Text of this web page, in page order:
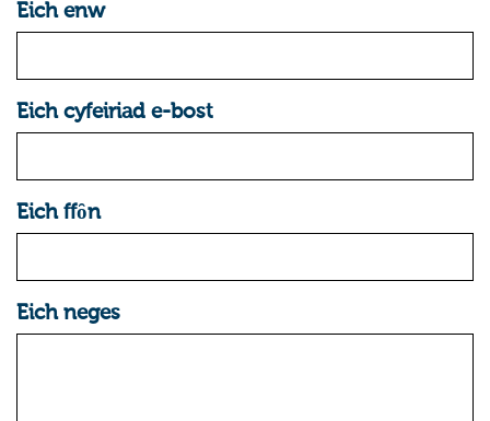
Eich enw
Eich cyfeiriad e-bost
Eich ffȏn
Eich neges